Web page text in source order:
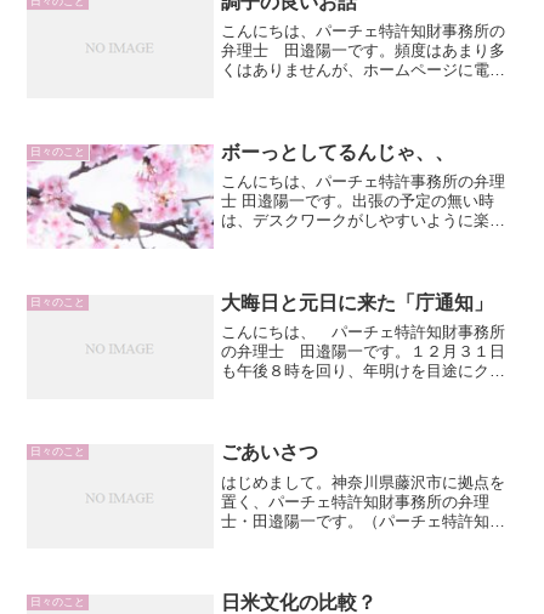
こんにちは、パーチェ特許知財事務所の
弁理士 田邉陽一です。頻度はあまり多
くはありませんが、ホームページに電話
イオ関連企業の特集をして...
日々のこと ボーっとしてるんじゃ、、
こんにちは、パーチェ特許事務所の弁理
士 田邉陽一です。出張の予定の無い時
は、デスクワークがしやすいように楽な
きればお伺いしたいのです...
日々のこと 大晦日と元日に来た「庁通知」
こんにちは、 パーチェ特許知財事務所
の弁理士 田邉陽一です。１２月３１日
も午後８時を回り、年明けを目途にクラ
した。すると一通のメール...
日々のこと ごあいさつ
はじめまして。神奈川県藤沢市に拠点を
置く、パーチェ特許知財事務所の弁理
士・田邉陽一です。（パーチェ特許知財
かからないこのブログ（涙）...
日々のこと 日米文化の比較？